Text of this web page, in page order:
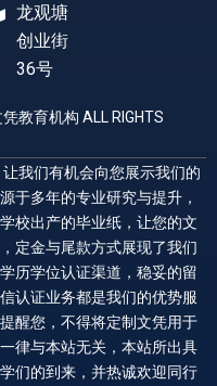
龙观塘
创业街
36号
教育机构 ALL RIGHTS
我们有机会向您展示我们的
于多年的专业研究与提升，
校出产的毕业纸，让您的文
定金与尾款方式展现了我们
历学位认证渠道，稳妥的留
认证业务都是我们的优势服
醒您，不得将定制文凭用于
律与本站无关，本站所出具
们的到来，并热诚欢迎同行